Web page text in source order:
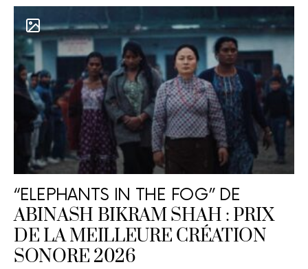
“ELEPHANTS IN THE FOG” DE
ABINASH BIKRAM SHAH : PRIX
DE LA MEILLEURE CRÉATION
SONORE 2026